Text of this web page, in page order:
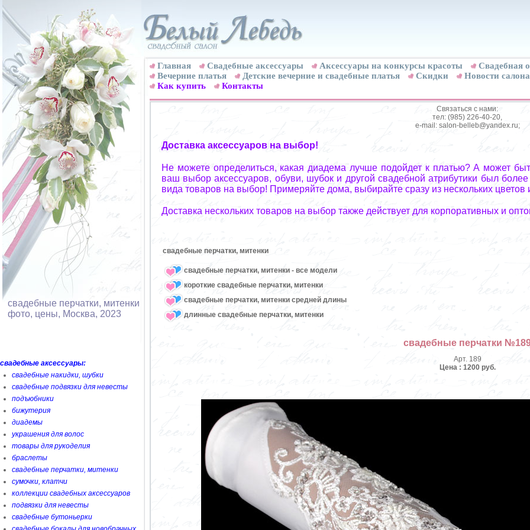
свадебные перчатки, митенки
фото, цены, Москва, 2023
свадебные аксессуары:
свадебные накидки, шубки
свадебные подвязки для невесты
подъюбники
бижутерия
диадемы
украшения для волос
товары для рукоделия
браслеты
свадебные перчатки, митенки
сумочки, клатчи
коллекции свадебных аксессуаров
подвязки для невесты
свадебные бутоньерки
Главная Свадебные аксессуары Аксессуары на конкурсы красоты
Свадебная
Вечерние платья
Детские вечерние и свадебные платья Скидки
Новости салона
Как купить
Контакты
Связаться с нами:
тел: (985) 226-40-20,
e-mail: salon-belleb@yandex.ru;
Доставка аксессуаров на выбор!
Не можете определиться, какая диадема лучше подойдет к платью? А может
ваш выбор аксессуаров, обуви, шубок и другой свадебной атрибутики был
вида товаров на выбор! Примеряйте дома, выбирайте сразу из нескольких цветов
Доставка нескольких товаров на выбор также действует для корпоративных и
свадебные перчатки, митенки
свадебные перчатки, митенки - все модели
короткие свадебные перчатки, митенки
свадебные перчатки, митенки средней длины
длинные свадебные перчатки, митенки
свадебные перчатки
Арт. 189
Цена : 1200 руб.